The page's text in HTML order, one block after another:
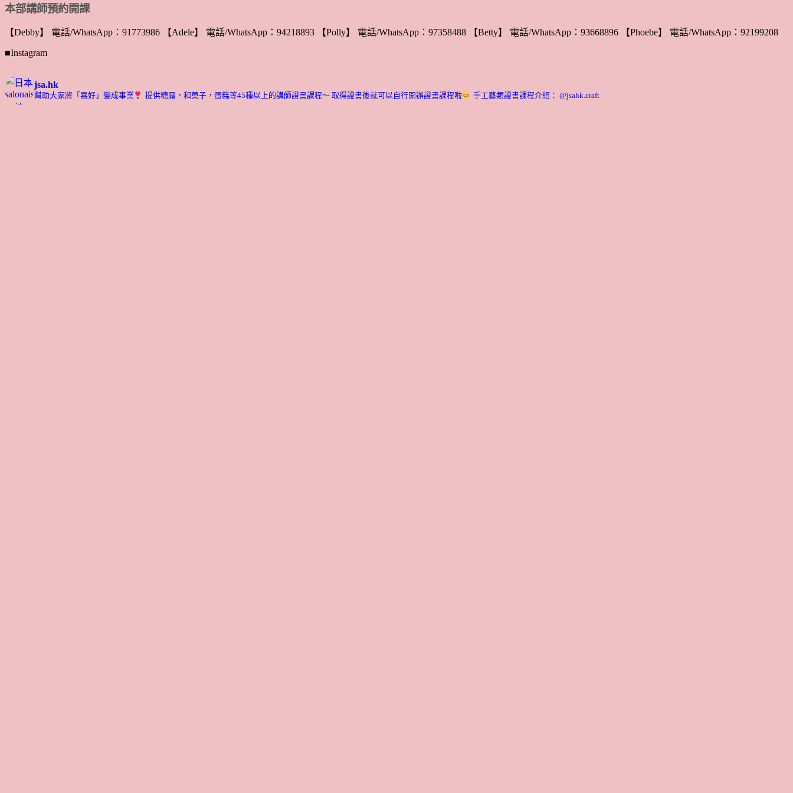
本部講師預約開課
【Debby】 電話/WhatsApp：91773986 【Adele】 電話/WhatsApp：94218893 【Polly】 電話/WhatsApp：97358488 【Betty】 電話/WhatsApp：93668896 【Phoebe】 電話/WhatsApp：92199208
■Instagram
jsa.hk
幫助大家將「喜好」變成事業 提供糖霜，和菓子，蛋糕等45種以上的講師證書課程～ 取得證書後就可以自行開辦證書課程啦 手工藝類證書課程介紹： @jsahk.craft